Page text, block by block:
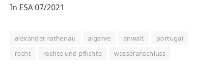
In ESA 07/2021
alexander rathenau algarve anwalt
portugal
recht
rechte und pflichte wasseranschluss